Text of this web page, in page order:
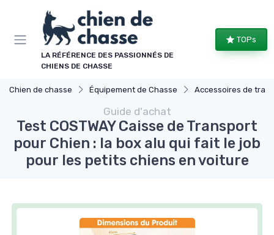
LA RÉFÉRENCE DES PASSIONNÉS DE
CHIENS DE CHASSE
TOPs
Chien de chasse Équipement de Chasse Accessoires de
Guide d'achat
Test COSTWAY Caisse de Transport
pour Chien : la box alu qui fait le job
pour les petits chiens en voiture
Panneau de gestion des cookies